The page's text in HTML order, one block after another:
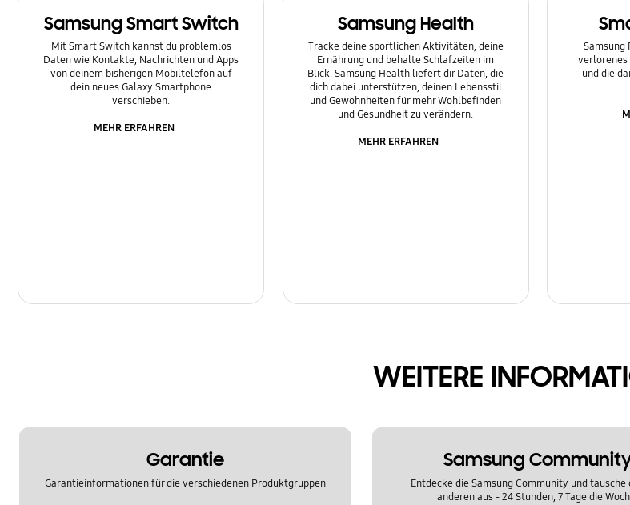
Samsung Smart Switch
Mit Smart Switch kannst du problemlos
Daten wie Kontakte, Nachrichten und Apps
von deinem bisherigen Mobiltelefon auf
dein neues Galaxy Smartphone
verschieben.
MEHR ERFAHREN
Samsung Health
Tracke deine sportlichen Aktivitäten, deine
Ernährung und behalte Schlafzeiten im
Blick. Samsung Health liefert dir Daten, die
dich dabei unterstützen, deinen Lebensstil
und Gewohnheiten für mehr Wohlbefinden
und Gesundheit zu verändern.
MEHR ERFAHREN
Samsung
verlorenes
und die
WEITERE
Garantie
Garantieinformationen für die verschiedenen Produktgruppen
Samsung
Entdecke die Samsung Community und tausche
anderen aus - 24 Stunden, 7 Tage die